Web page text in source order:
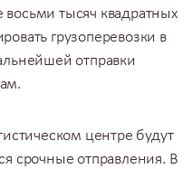
тысяч квадратных
грузоперевозки в
отправки
центре будут
срочные отправления. В